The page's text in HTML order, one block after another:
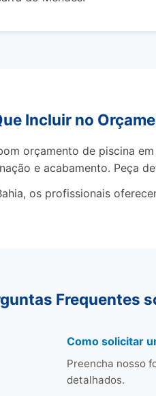
Incluir no
orçamento de piscina
e acabamento. Peça
os profissionais
Frequentes
Como solicitar
Preencha nosso
detalhados.